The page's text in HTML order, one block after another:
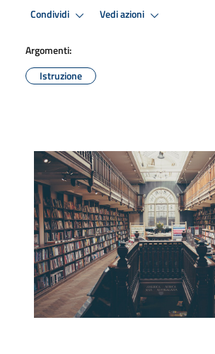
Condividi Vedi azioni
Argomenti:
Istruzione